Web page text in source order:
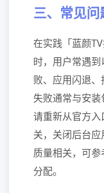
三、常见
在实践「蓝颜
时，用户常遇
败、应用闪退
失败通常与安装
请重新从官方
关，关闭后台
质量相关，可参
分配。